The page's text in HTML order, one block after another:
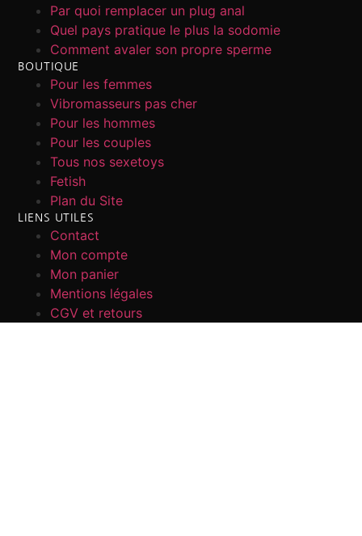
Par quoi remplacer un plug anal
Quel pays pratique le plus la sodomie
Comment avaler son propre sperme
BOUTIQUE
Pour les femmes
Vibromasseurs pas cher
Pour les hommes
Pour les couples
Tous nos sexetoys
Fetish
Plan du Site
LIENS UTILES
Contact
Mon compte
Mon panier
Mentions légales
CGV et retours